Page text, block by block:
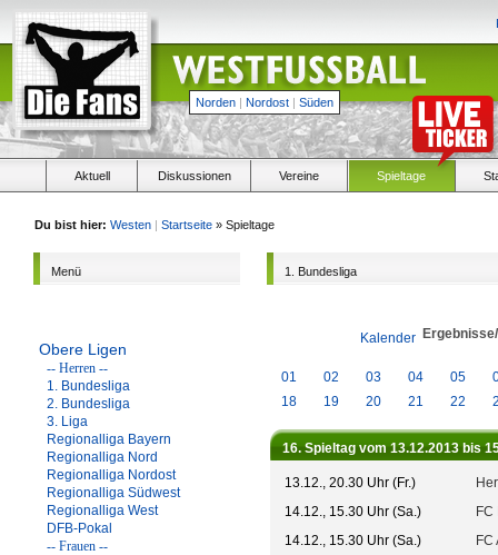
Norden | Nordost | Süden
Aktuell Diskussionen Vereine Spieltage
Du bist hier: Westen | Startseite » Spieltage
Menü
Obere Ligen
-- Herren --
1. Bundesliga
2. Bundesliga
3. Liga
Regionalliga Bayern
Regionalliga Nord
Regionalliga Nordost
Regionalliga Südwest
Regionalliga West
DFB-Pokal
-- Frauen --
1. Bundesliga
Kalender
01 02 03 04 05
18
19 20 21 22
16. Spieltag vom 13.12.2013 bis
13.12., 20.30 Uhr (Fr.)
14.12., 15.30 Uhr (Sa.)
14.12., 15.30 Uhr (Sa.)
FC